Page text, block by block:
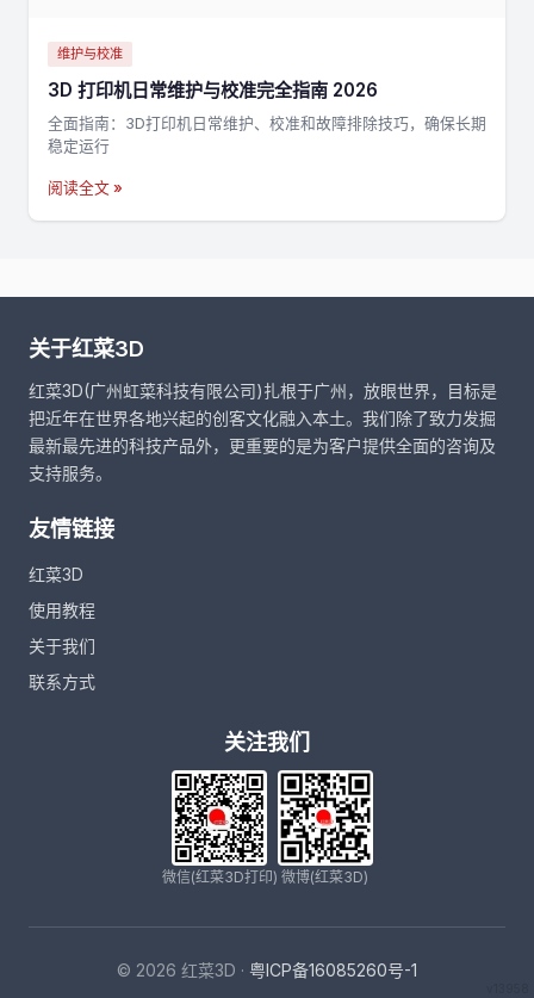
维护与校准
3D 打印机日常维护与校准完全指南 2026
全面指南：3D打印机日常维护、校准和故障排除技巧，确保长期
稳定运行
阅读全文 »
关于红菜3D
红菜3D(广州虹菜科技有限公司)扎根于广州，放眼世界，目标是
把近年在世界各地兴起的创客文化融入本土。我们除了致力发掘
最新最先进的科技产品外，更重要的是为客户提供全面的咨询及
支持服务。
友情链接
红菜3D
使用教程
关于我们
联系方式
关注我们
微信(红菜3D打印) 微博(红菜3D)
© 2026 红菜3D · 粤ICP备16085260号-1